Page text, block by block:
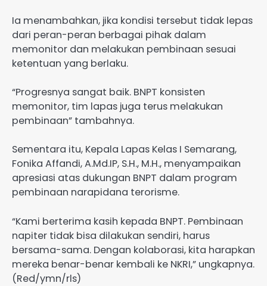
Ia menambahkan, jika kondisi tersebut tidak lepas
dari peran-peran berbagai pihak dalam
memonitor dan melakukan pembinaan sesuai
ketentuan yang berlaku.
“Progresnya sangat baik. BNPT konsisten
memonitor, tim lapas juga terus melakukan
pembinaan” tambahnya.
Sementara itu, Kepala Lapas Kelas I Semarang,
Fonika Affandi, A.Md.IP, S.H., M.H., menyampaikan
apresiasi atas dukungan BNPT dalam program
pembinaan narapidana terorisme.
“Kami berterima kasih kepada BNPT. Pembinaan
napiter tidak bisa dilakukan sendiri, harus
bersama-sama. Dengan kolaborasi, kita harapkan
mereka benar-benar kembali ke NKRI,” ungkapnya.
(Red/ymn/rls)